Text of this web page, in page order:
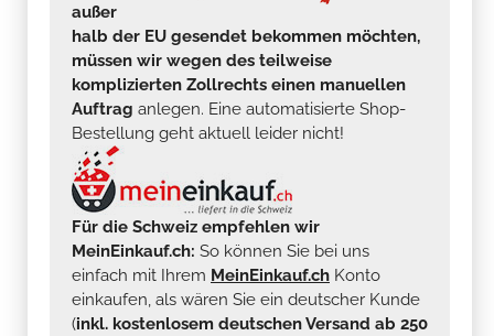
außer
halb der EU gesendet bekommen möchten,
müssen wir wegen des teilweise
komplizierten Zollrechts einen manuellen
Auftrag anlegen. Eine automatisierte Shop-
Bestellung geht aktuell leider nicht!
Für die Schweiz empfehlen wir
MeinEinkauf.ch: So können Sie bei uns
einfach mit Ihrem MeinEinkauf.ch Konto
einkaufen, als wären Sie ein deutscher Kunde
(inkl. kostenlosem deutschen Versand ab 250